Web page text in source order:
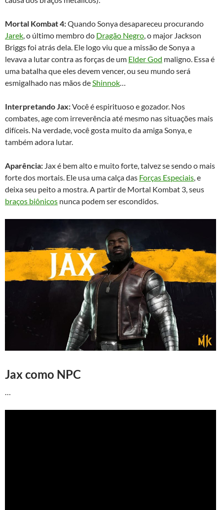
Mortal Kombat 4:Quando Sonya desapareceu procurando
Jarek, o último membro do Dragão Negro, o major Jackson
Briggs foi atrás dela. Ele logo viu que a missão de Sonya a
levava a lutar contra as forças de um Elder God maligno. Essa é
uma batalha que eles devem vencer, ou seu mundo será
esmigalhado nas mãos deShinnok…
Interpretando Jax:Você é espirituoso e gozador. Nos
combates, age com irreverência até mesmo nas situações mais
difíceis. Na verdade, você gosta muito da amiga Sonya, e
também adora lutar.
Aparência: Jax é bem alto e muito forte, talvez se sendo o mais
forte dos mortais. Ele usa uma calça das Forças Especiais, e
deixa seu peito a mostra. A partir de Mortal Kombat 3, seus
braços biônicos nunca podem ser escondidos.
Jax como NPC
…